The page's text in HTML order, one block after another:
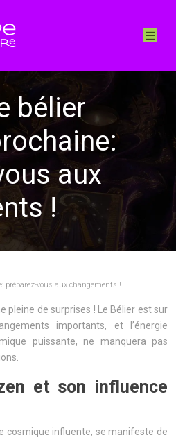
bélier
aux
!
préparez-vous aux changements !
pleine de surprises ! Le Bélier est sur
importants, et l’énergie
puissante, ne manquera pas
et son influence
cosmique influente, se manifeste de